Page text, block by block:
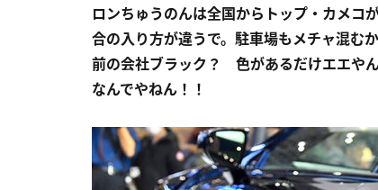
ロンちゅうのんは全国からトップ・カメコ
合の入り方が違うで。駐車場もメチャ混
前の会社ブラック？ 色があるだけエエや
なんでやねん！！